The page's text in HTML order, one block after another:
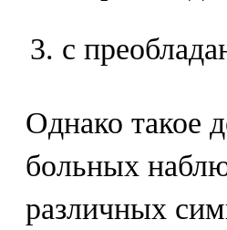
с
Однако такое
больных
различных